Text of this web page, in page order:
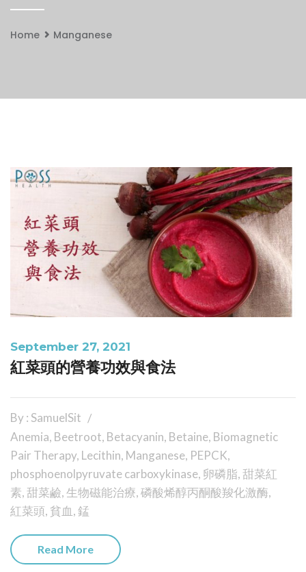
Home Manganese
September 27, 2021
紅菜頭的營養功效與食法
By : SamuelSit
Anemia, Beetroot, Betacyanin, Betaine, Biomagnetic
Pair Therapy, Lecithin, Manganese, PEPCK,
phosphoenolpyruvate carboxykinase, 卵磷脂,甜菜紅
素,甜菜鹼, 生物磁能治療,磷酸烯醇丙酮酸羧化激酶,
紅菜頭, 貧血,錳
Read More